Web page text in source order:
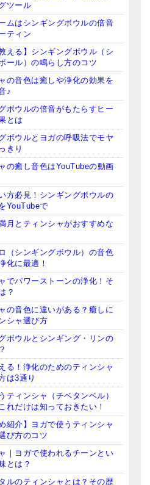
ツール
ムはシンギングボウルの倍音
ティン
える】シンギングボウル（シ
ール）の鳴らし方のコツ
の音色は癒しや浄化の効果を
♪
ボウルの倍音がもたらすヒー
とは
ボウルとヨガの呼吸法でモヤ
きり
の癒し音色はYouTubeの動画
方必見！シンギングボウルの
YouTubeで
月とティンシャがおすすめな
（シンギングボウル）の音色
化に最適！
でパワーストーンの浄化！そ
？
の音色に違いがある？癒しに
シャ選び方
ボウルとシンギング・リンの
る！浄化のためのティンシャ
は3通り
ティンシャ（チベタンベル）
れだけは知っておきたい！
紹介】ヨガで使うティンシャ
び方のコツ
｜ヨガで使われるチーンとい
とは？
ルのティンシャとは？その歴